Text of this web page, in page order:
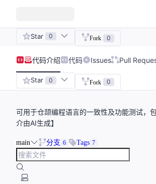
Star 0 Fork 0
代码介绍 代码 Issues Pull
Star 0 Fork 0
可用于仓颉编程语言的一致性及功能测试，
介由AI生成】
main 分支 6 Tags 7